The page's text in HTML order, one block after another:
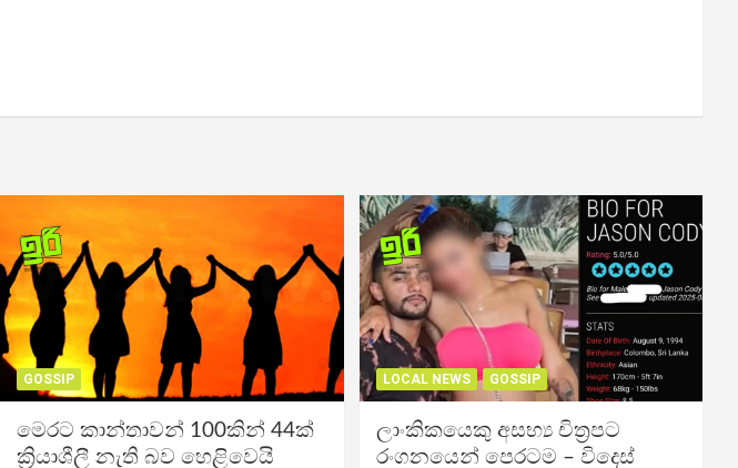
GOSSIP
මෙරට කාන්තාවන් 100කින් 44ක්
ක්‍රියාශීලී නැති බව හෙළිවෙයි
LOCAL NEWS GOSSIP
ලාංකිකයෙකු අසභ්‍ය චිත්‍රපට
රංගනයෙන් පෙරටම – විදෙස්